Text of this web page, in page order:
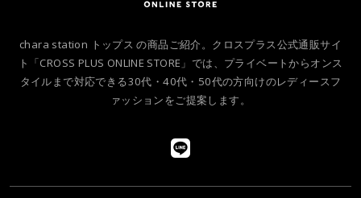
chara station トップス の商品ご紹介。クロスプラス公式通販サイ
ト「CROSS PLUS ONLINE STORE」では、プライベートからオンス
タイルまで対応できる30代・40代・50代の方向けのレディースフ
ァッションをご提案します。